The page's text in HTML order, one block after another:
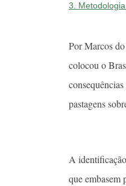
3.
Por Marcos
colocou o
pastagens
A
que embasem